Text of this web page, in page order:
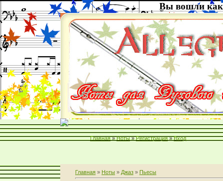
Вы вошли как
Главная » Ноты » Регистрация » Вход
Главная » Ноты » Джаз » Пьесы